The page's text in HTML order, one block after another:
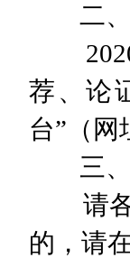
二、
2020
荐、论
台”（网
三、
请各
的，请